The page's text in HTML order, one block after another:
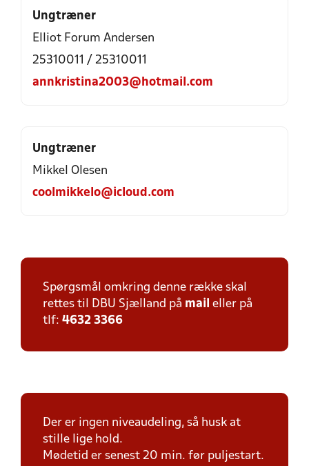
Ungtræner
Elliot Forum Andersen
25310011 / 25310011
annkristina2003@hotmail.com
Ungtræner
Mikkel Olesen
coolmikkelo@icloud.com
Spørgsmål omkring denne række skal
rettes til DBU Sjælland på mail eller på
tlf: 4632 3366
Der er ingen niveaudeling, så husk at
stille lige hold.
Mødetid er senest 20 min. før puljestart.